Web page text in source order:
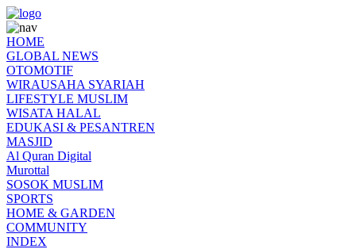
HOME
GLOBAL NEWS
OTOMOTIF
WIRAUSAHA SYARIAH
LIFESTYLE MUSLIM
WISATA HALAL
EDUKASI & PESANTREN
MASJID
Al Quran Digital
Murottal
SOSOK MUSLIM
SPORTS
HOME & GARDEN
COMMUNITY
INDEX